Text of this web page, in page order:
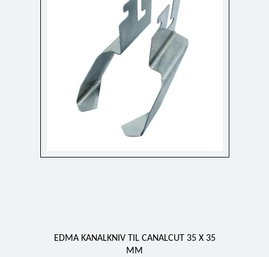
EDMA KANALKNIV TIL CANALCUT 35 X 35
MM